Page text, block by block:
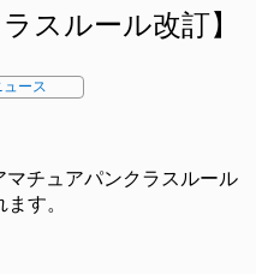
スルール改訂】
ュース
マチュアパンクラスルール
す。